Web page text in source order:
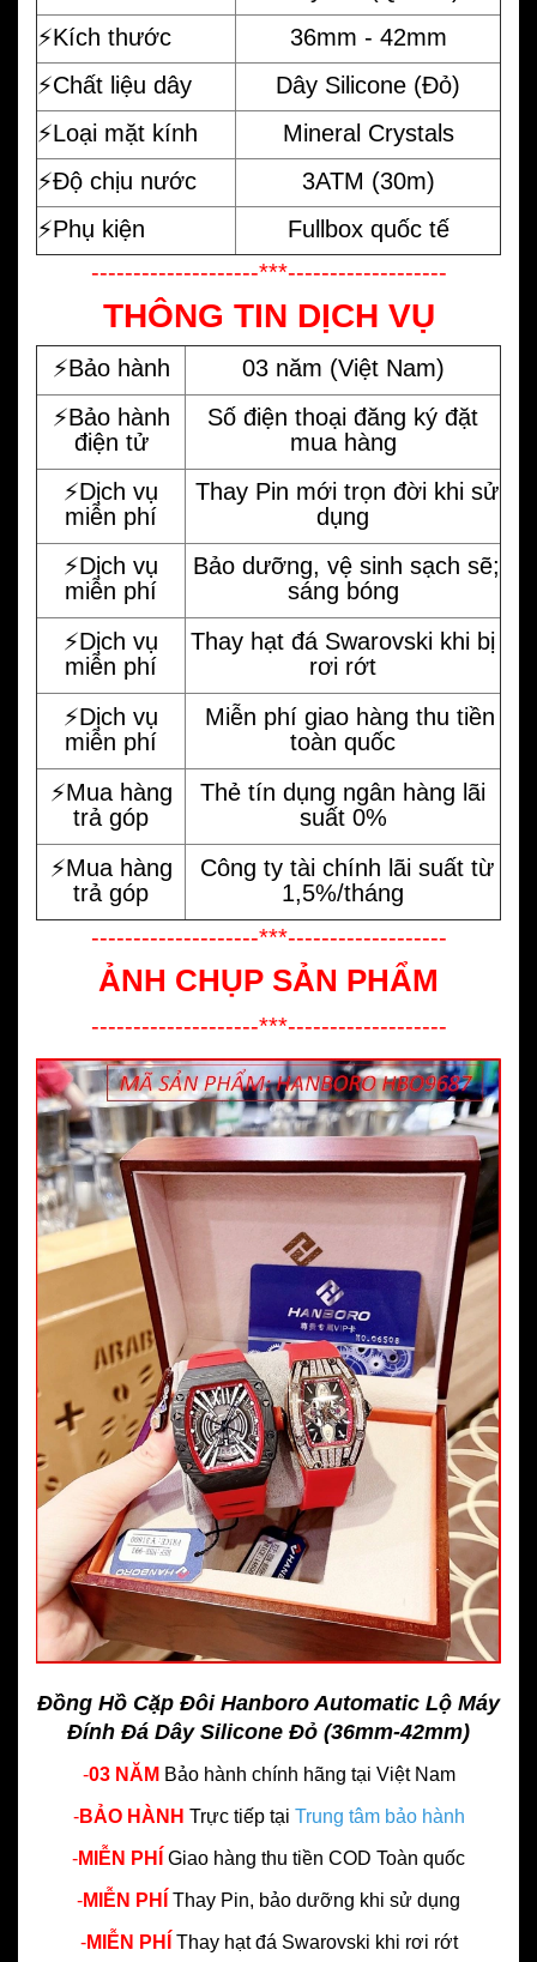
⚡️Kích thước
36mm - 42mm
⚡️Chất liệu dây
Dây Silicone (Đỏ)
⚡️Loại mặt kính
Mineral Crystals
⚡️Độ chịu nước
3ATM (30m)
⚡️Phụ kiện
Fullbox quốc tế
--------------------***-------------------
THÔNG TIN DỊCH VỤ
⚡️Bảo hành
03 năm (Việt Nam)
⚡️Bảo hành
điện tử
Số điện thoại đăng ký đặt
mua hàng
⚡️Dịch vụ
miễn phí
Thay Pin mới trọn đời khi sử
dụng
⚡️Dịch vụ
miễn phí
Bảo dưỡng, vệ sinh sạch sẽ;
sáng bóng
⚡️Dịch vụ
miễn phí
Thay hạt đá Swarovski khi bị
rơi rớt
⚡️Dịch vụ
miễn phí
Miễn phí giao hàng thu tiền
toàn quốc
⚡️Mua hàng
trả góp
Thẻ tín dụng ngân hàng lãi
suất 0%
⚡️Mua hàng
trả góp
Công ty tài chính lãi suất từ
1,5%/tháng
--------------------***-------------------
ẢNH CHỤP SẢN PHẨM
--------------------***-------------------
Đồng Hồ Cặp Đôi Hanboro Automatic Lộ Máy
Đính Đá Dây Silicone Đỏ (36mm-42mm)
-03 NĂM Bảo hành chính hãng tại Việt Nam
-BẢO HÀNH Trực tiếp tại Trung tâm bảo hành
-MIỄN PHÍ Giao hàng thu tiền COD Toàn quốc
-MIỄN PHÍ Thay Pin, bảo dưỡng khi sử dụng
-MIỄN PHÍ Thay hạt đá Swarovski khi rơi rớt